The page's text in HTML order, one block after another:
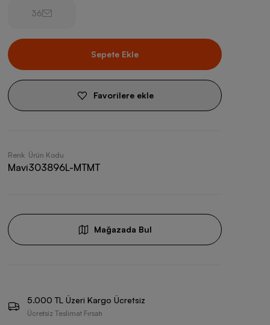
36
Sepete Ekle
Favorilere ekle
Renk
Mavi
Ürün Kodu
303896L-MTMT
Mağazada Bul
5.000 TL Üzeri Kargo Ücretsiz
Ücretsiz Teslimat Fırsatı